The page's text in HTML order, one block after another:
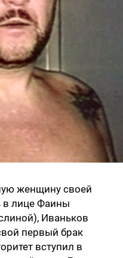
женщину своей
лице Фаины
Иваньков
первый брак
вступил в